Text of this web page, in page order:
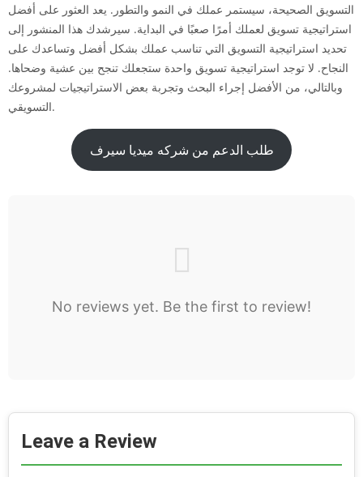
التسويق الصحيحة، سيستمر عملك في النمو والتطور. يعد العثور على أفضل
استراتيجية تسويق لعملك أمرًا صعبًا في البداية. سيرشدك هذا المنشور إلى
تحديد استراتيجية التسويق التي تناسب عملك بشكل أفضل وتساعدك على
النجاح. لا توجد استراتيجية تسويق واحدة ستجعلك تنجح بين عشية وضحاها.
وبالتالي، من الأفضل إجراء البحث وتجربة بعض الاستراتيجيات لمشروعك
التسويقي.
طلب الدعم من شركه ميديا سيرف
No reviews yet. Be the first to review!
Leave a Review